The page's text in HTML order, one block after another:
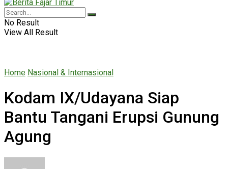
No Result
View All Result
Home Nasional & Internasional
Kodam IX/Udayana Siap
Bantu Tangani Erupsi Gunung
Agung